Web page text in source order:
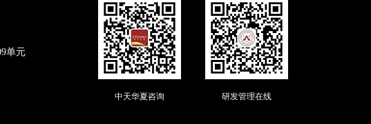
单元
中天华夏咨询 研发管理在线